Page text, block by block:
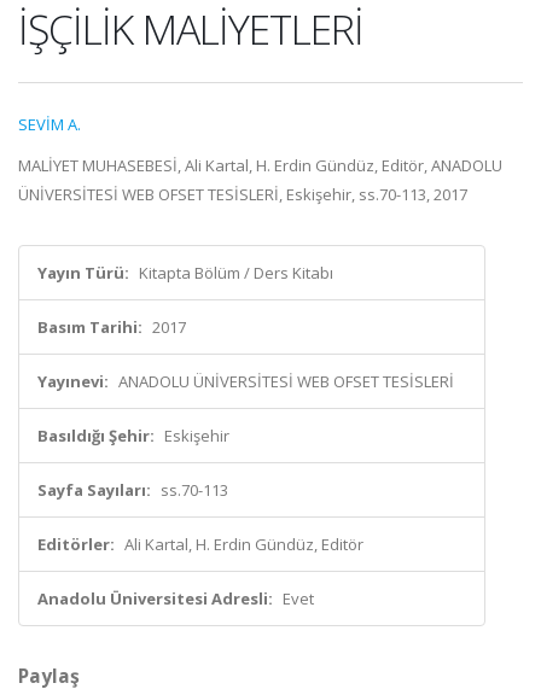
İŞÇİLİK MALİYETLERİ
SEVİM A.
MALİYET MUHASEBESİ, Ali Kartal, H. Erdin Gündüz, Editör, ANADOLU
ÜNİVERSİTESİ WEB OFSET TESİSLERİ, Eskişehir, ss.70-113, 2017
Yayın Türü: Kitapta Bölüm / Ders Kitabı
Basım Tarihi: 2017
Yayınevi: ANADOLU ÜNİVERSİTESİ WEB OFSET TESİSLERİ
Basıldığı Şehir: Eskişehir
Sayfa Sayıları: ss.70-113
Editörler: Ali Kartal, H. Erdin Gündüz, Editör
Anadolu Üniversitesi Adresli: Evet
Paylaş